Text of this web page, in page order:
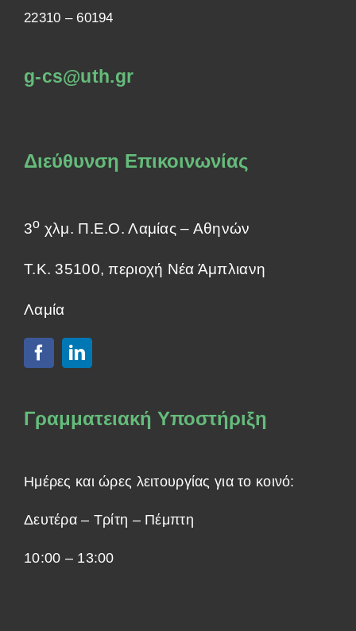
22310 – 60194
g-cs@uth.gr
Διεύθυνση Επικοινωνίας
3ο χλμ. Π.Ε.Ο. Λαμίας – Αθηνών
Τ.Κ. 35100, περιοχή Νέα Άμπλιανη
Λαμία
Γραμματειακή Υποστήριξη
Ημέρες και ώρες λειτουργίας για το κοινό:
Δευτέρα – Τρίτη – Πέμπτη
10:00 – 13:00